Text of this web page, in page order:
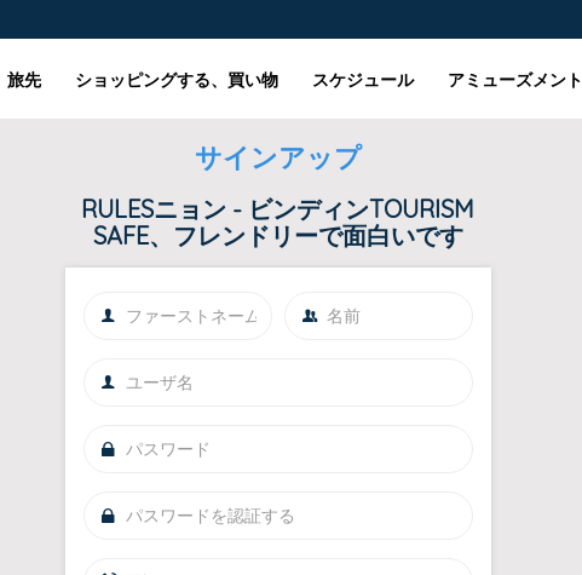
旅先 ショッピングする、買い物 スケジュール アミューズメント
サインアップ
RULESニョン - ビンディンTOURISM
SAFE、フレンドリーで面白いです